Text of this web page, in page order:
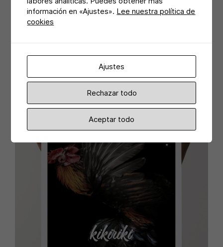
información en «Ajustes». Lee nuestra política de
cookies
Ajustes
Rechazar todo
Aceptar todo